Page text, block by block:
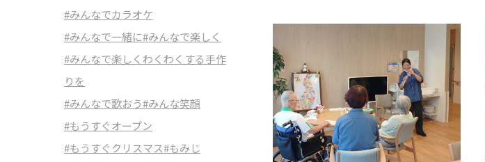
#みんなでカラオケ
#みんなで一緒に#みんなで楽しく
#みんなで楽しくわくわくする手作
りを
#みんなで歌おう#みんな笑顔
#もうすぐオープン
#もうすぐクリスマス#もみじ